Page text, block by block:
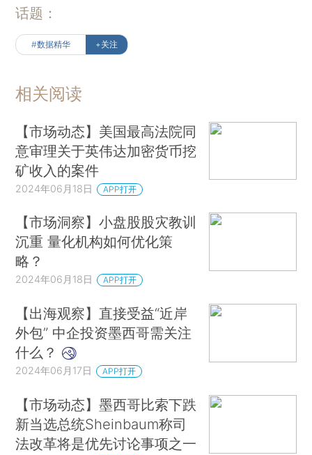
话题：
#数据精华 +关注
相关阅读
【市场动态】美国最高法院同
意审理关于英伟达加密货币挖
矿收入的案件
2024年06月18日 APP打开
【市场洞察】小盘股股灾教训
沉重 量化机构如何优化策
略？
2024年06月18日 APP打开
【出海观察】直接受益“近岸
外包” 中企投资墨西哥需关注
什么？
2024年06月17日 APP打开
【市场动态】墨西哥比索下跌
新当选总统Sheinbaum称司
法改革将是优先讨论事项之一